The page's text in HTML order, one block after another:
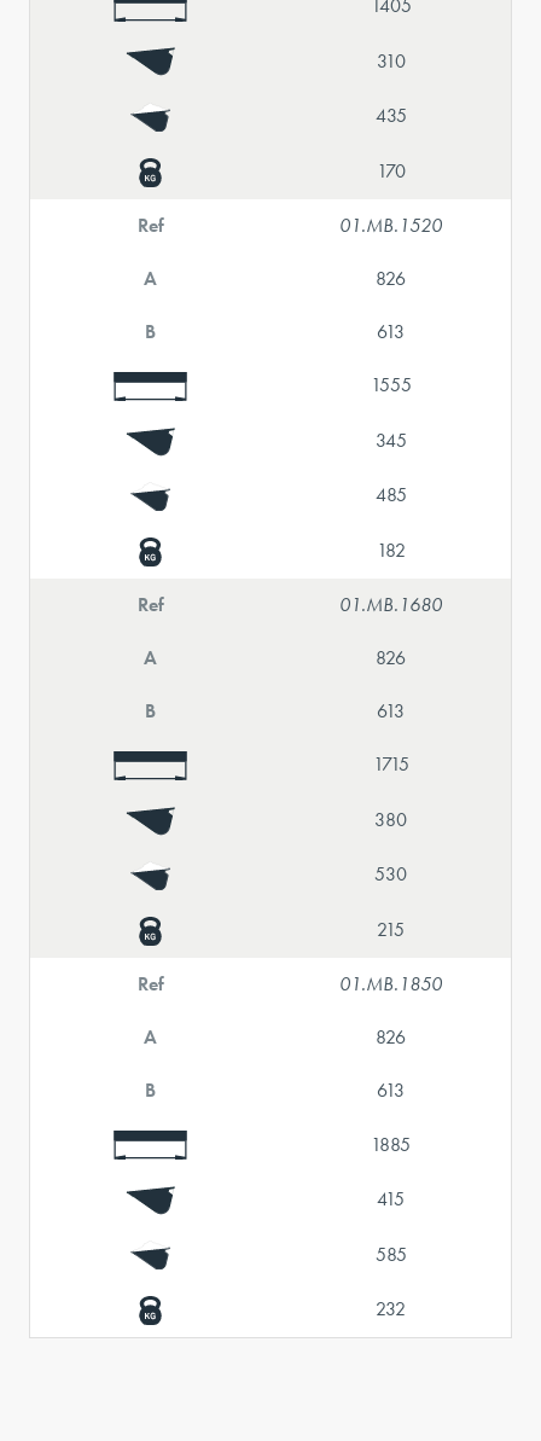
1405
310
435
170
Ref 01.MB.1520
A 826
B 613
1555
345
485
182
Ref 01.MB.1680
A 826
B 613
1715
380
530
215
Ref 01.MB.1850
A 826
B 613
1885
415
585
232